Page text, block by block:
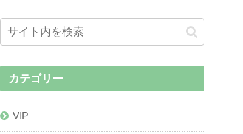
カテゴリー
VIP